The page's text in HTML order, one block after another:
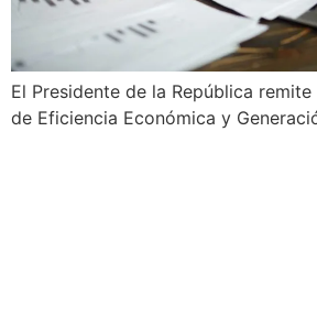
El Presidente de la República
de Eficiencia Económica y